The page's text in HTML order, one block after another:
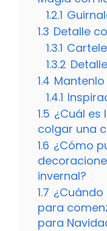
1.2.1
1.3 Detalle
1.3.1
1.3.2
1.4
1.4.1
1.5 ¿Cuál es
colgar una
1.6 ¿Cómo
invernal?
1.7
para
para